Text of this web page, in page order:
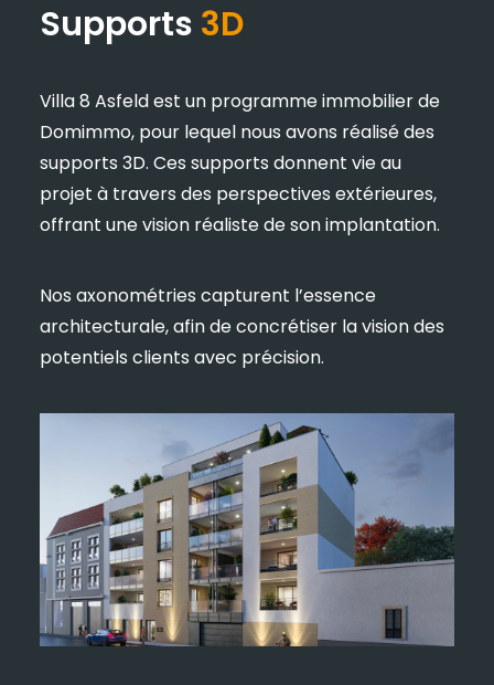
Supports 3D
Villa 8 Asfeld est un programme immobilier de
Domimmo, pour lequel nous avons réalisé des
supports 3D. Ces supports donnent vie au
projet à travers des perspectives extérieures,
offrant une vision réaliste de son implantation.
Nos axonométries capturent l’essence
architecturale, afin de concrétiser la vision des
potentiels clients avec précision.